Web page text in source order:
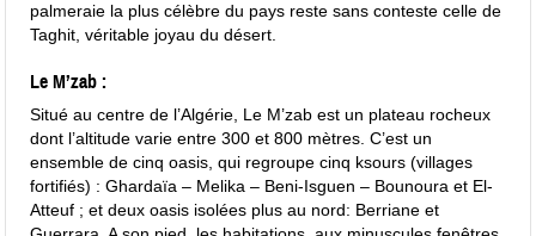
palmeraie la plus célèbre du pays reste sans conteste celle de
Taghit, véritable joyau du désert.
Le M’zab :
Situé au centre de l’Algérie, Le M’zab est un plateau rocheux
dont l’altitude varie entre 300 et 800 mètres. C’est un
ensemble de cinq oasis, qui regroupe cinq ksours (villages
fortifiés) : Ghardaïa – Melika – Beni-Isguen – Bounoura et El-
Atteuf ; et deux oasis isolées plus au nord: Berriane et